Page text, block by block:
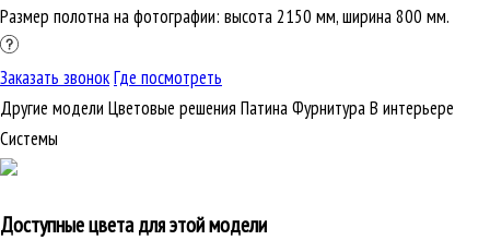
Размер полотна на фотографии: высота 2150 мм, ширина 800 мм.
Заказать звонокГде посмотреть
Другие модели Цветовые решения ПатинаФурнитураВ интерьере
Cистемы
Доступные цвета для этой модели